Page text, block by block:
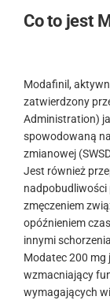
Co to jest
Modafinil,
zatwierdzony
Administration)
spowodowaną
zmianowej
Jest również
nadpobudliwości
zmęczeniem
opóźnieniem
innymi
Modatec 200 mg
wzmacniający
wymagających